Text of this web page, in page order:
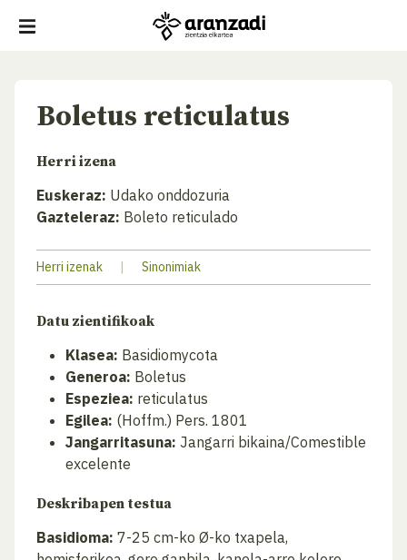
Boletus reticulatus
Herri izena
Euskeraz: Udako onddozuria
Gazteleraz: Boleto reticulado
Herri izenak | Sinonimiak
Datu zientifikoak
Klasea: Basidiomycota
Generoa: Boletus
Espeziea: reticulatus
Egilea: (Hoffm.) Pers. 1801
Jangarritasuna: Jangarri bikaina/Comestible
excelente
Deskribapen testua
Basidioma: 7-25 cm-ko Ø-ko txapela,